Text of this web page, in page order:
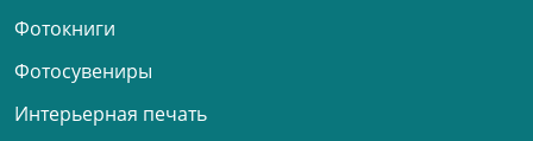
Фотокниги
Фотосувениры
Интерьерная печать